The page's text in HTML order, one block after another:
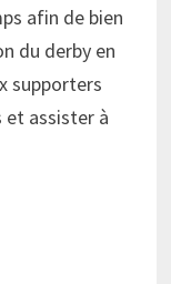
afin de bien
du derby en
supporters
et assister à